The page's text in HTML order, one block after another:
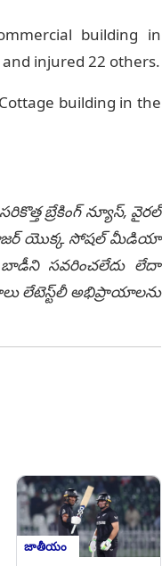
building in
injured 22 others.
building in the
బ్రేకింగ్ న్యూస్, వైరల్
యొక్క సోషల్ మీడియా
బాడీని సవరించలేదు లేదా
లేటెస్ట్‌లీ అభిప్రాయాలను
జాతీయం